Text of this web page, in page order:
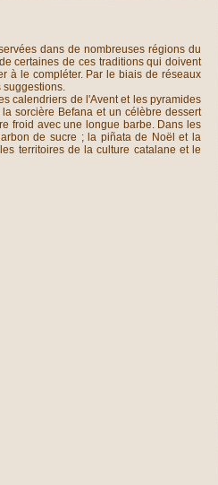
dans de nombreuses régions du
certaines de ces traditions qui doivent
à le compléter. Par le biais de réseaux
suggestions.
calendriers de l'Avent et les pyramides
sorcière Befana et un célèbre dessert
froid avec une longue barbe. Dans les
de sucre ; la piñata de Noël et la
territoires de la culture catalane et le